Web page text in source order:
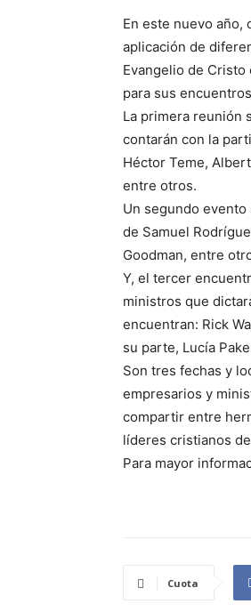
En este nuevo año,
aplicación de
Evangelio de
para sus
La primera reunión
contarán con la
Héctor Teme,
entre otros.
Un segundo evento
de Samuel
Goodman, entre
Y, el tercer
ministros que
encuentran: Rick
su parte, Lucía
Son tres fechas y
empresarios y
compartir entre
líderes cristianos de
Para mayor
Cuota